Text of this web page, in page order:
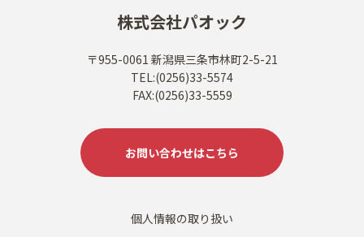
株式会社パオック
〒955-0061 新潟県三条市林町2-5-21
TEL:(0256)33-5574
FAX:(0256)33-5559
お問い合わせはこちら
個人情報の取り扱い